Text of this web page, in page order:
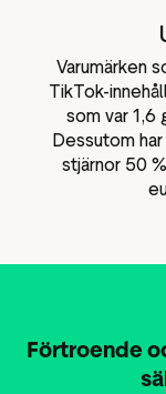
Varumärken
TikTok-
som var 1,6
Dessutom
stjärnor 50
Förtroende